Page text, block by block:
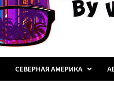
СЕВЕРНАЯ АМЕРИКА